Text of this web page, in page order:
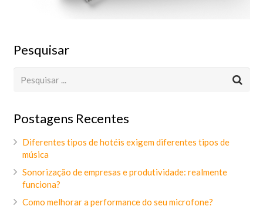
Pesquisar
Postagens Recentes
Diferentes tipos de hotéis exigem diferentes tipos de
música
Sonorização de empresas e produtividade: realmente
funciona?
Como melhorar a performance do seu microfone?